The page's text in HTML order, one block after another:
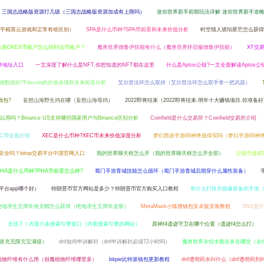
三国志战略版资源打几级（三国志战略版资源加成有上限吗） 迷你世界新手前期玩法详解 迷你世界新手攻
精英云游戏和正常有啥区别） SPA是什么币种?SPA币前景和未来价值分析 时空猎人琥珀星芒怎么获
易OKEX币账户怎么转到法币账户？ 魔兽世界德鲁伊技能有什么（魔兽世界怀旧服德鲁伊技能） XT交
地址入口 一文深度了解什么是NFT,你想知道的NFT都在这里 什么是Aptos公链?一文全面解读Aptos公
数据的?Filecoin的价值体现和未来前景分析 艾尔登法环怎么双持（艾尔登法环怎么双手拿一把武器）
包? 妄想山海野生鸡在哪（妄想山海母鸡） 2022即将结束（2022即将结束,明年十大赚钱项目,你准备
用吗？Binance US支持哪些国家用户与Binance区别分析 Coinfield是什么交易所？Coinfield交易所介绍
币全面介绍 XEC是什么币种?XEC币未来价值深度分析 梦幻西游手游69神兽值得买吗（梦幻手游69神
全吗？bitop交易平台中国官网入口 我的世界聊天框怎么开（我的世界聊天框怎么开全部） 公链币值得
是什么币种?PHA币前景怎么样? 蜀门手游青城技能怎么循环（蜀门手游青城后期穿什么属性装备）
台app哪个好） 特朗普币官方网站是多少？特朗普币官方购买入口教程 有什么打怪升级爆装备的手游
地求生五周年渔夫帽怎么获得（绝地求生五周年皮肤） MetaMask小狐狸钱包安卓版安装教程 SNX是
太强了！内置六条搜索引擎接口（内置搜索引擎的网站） 原神f4遗迹守卫在哪个位置（遗迹f4怎么打）
充无限元宝满级） dnf如何申诉解封（dnf申诉解封必须72小时吗） 魔兽世界永恒水瓶任务在哪交（永
纤维有什么用（创魔植物纤维哪里多） bitpie比特派钱包更新教程 dnf透明药水叫什么（dnf透明药剂